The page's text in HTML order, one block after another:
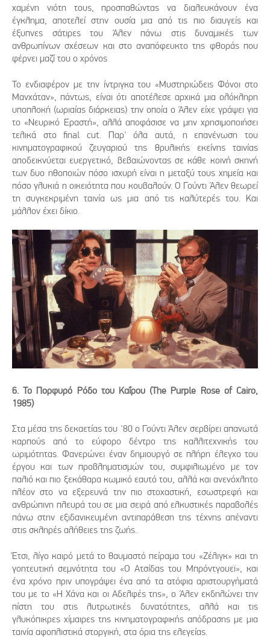
χαμένη νιότη τους, προσπαθώντας να διαλευκάνουν ένα
έγκλημα, αποτελεί στην ουσία μια από τις πιο διαυγείς και
έξυπνες σάτιρες του Άλεν πάνω στις δυναμικές των
ανθρωπίνων σχέσεων και στο αναπόφευκτο της φθοράς που
φέρνει μαζί του ο χρόνος
Το ενδιαφέρον με την ίντριγκα του «Μυστηριώδεις Φόνοι στο
Μανχάταν», πάντως, είναι ότι αποτέλεσε αρχικά μια ολόκληρη
υποπλοκή (ωριαίας διάρκειας) την οποία ο Άλεν είχε γράψει για
το «Νευρικό Εραστή», αλλά αποφάσισε να μην χρησιμοποιήσει
τελικά στο final cut. Παρ' όλα αυτά, η επανένωση του
κινηματογραφικού ζευγαριού της θρυλικής εκείνης ταινίας
αποδεικνύεται ευεργετικό, βεβαιώνοντας σε κάθε κοινή σκηνή
των δυο ηθοποιών πόσο ισχυρή είναι η μεταξύ τους χημεία και
πόσο γλυκιά η οικειότητα που κουβαλούν. Ο Γούντι Άλεν θεωρεί
τη συγκεκριμένη ταινία ως μια από τις καλύτερές του. Και
μάλλον έχει δίκιο.
6. Το Πορφυρό Ρόδο του Καΐρου (The Purple Rose of Cairo,
1985)
Στα μέσα της δεκαετίας του '80 ο Γούντι Άλεν σερβίρει απανωτά
καρπούς από το εύφορο δέντρο της καλλιτεχνικής του
ωριμότητας. Φανερώνει έναν δημιουργό σε πλήρη έλεγχο του
έργου και των προβληματισμών του, συμφιλιωμένο με τον
παλιό και πιο ξεκάθαρα κωμικό εαυτό του, αλλά και ανενόχλητο
πλέον στο να εξερευνά την πιο στοχαστική, εσωστρεφή και
ανθρώπινη πλευρά του σε μια σειρά από ελκυστικές παραβολές
πάνω στην εξιδανικευμένη αντιπαράθεση της τέχνης απέναντι
στις σκληρές αλήθειες της ζωής.
Έτσι, λίγο καιρό μετά το θαυμαστό πείραμα του «Ζέλιγκ» και τη
γοητευτική σεμνότητα του «Ο Ατσίδας του Μπρόντγουεϊ», και
ένα χρόνο πριν υπογράψει ένα από τα ατόφια αριστουργήματά
του με το «Η Χάνα και οι Αδελφές της», ο Άλεν εκδηλώνει την
πίστη του στις λυτρωτικές δυνατότητες, αλλά και τις
γλυκόπικρες χίμαιρες της κινηματογραφικής απόδρασης με μια
ταινία αφοπλιστικά στοργική, στα όρια της ελεγείας.